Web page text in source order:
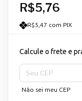
R$5,76
R$5,47 com PIX
Calcule o frete e
Entregas para o CEP:
Não sei meu CEP